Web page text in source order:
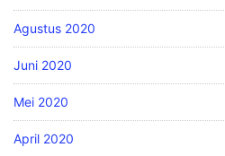
Agustus 2020
Juni 2020
Mei 2020
April 2020